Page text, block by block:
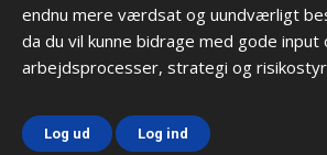
endnu mere værdsat og uundværligt
da du vil kunne bidrage med gode
arbejdsprocesser, strategi og
Log ud Log ind